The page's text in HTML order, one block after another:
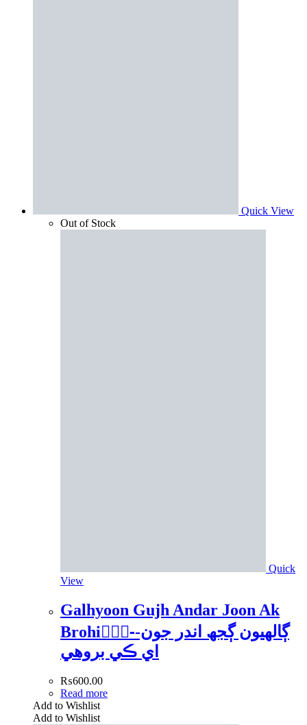
Quick View
Out of Stock
Quick
View
Galhyoon Gujh Andar Joon Ak
Brohi-ًًًڳالھيون ڳجھ اندر جون-
اي ڪي بروھي
₨600.00
Read more
Add to Wishlist
Add to Wishlist